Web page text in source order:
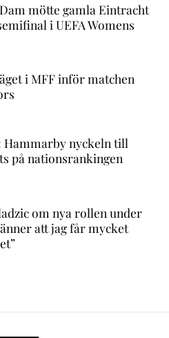
mötte gamla Eintracht
i UEFA Womens
i MFF inför matchen
Hammarby nyckeln till
på nationsrankingen
om nya rollen under
att jag får mycket